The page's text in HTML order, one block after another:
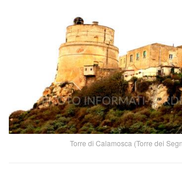
Torre di Calamosca (Torre dei